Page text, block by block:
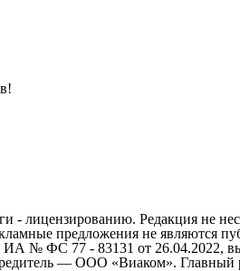
- лицензированию. Редакция не
предложения не являются
№ ФС 77 - 83131 от 26.04.2022,
— ООО «Виаком».